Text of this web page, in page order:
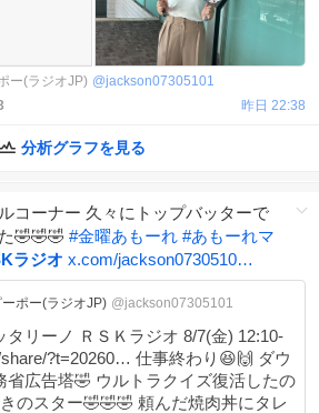
ー(ラジオJP) @jackson07305101
昨日 22:38
分析グラフを見る
コーナー 久々にトップバッターで
🤣🤣🤣 #金曜あもーれ #あもーれマ
ラジオ x.com/jackson0730510…
ポー(ラジオJP) @jackson07305101
タリーノ ＲＳＫラジオ 8/7(金) 12:10-
仕事終わり😆🙌 ダウ
省広告塔🤣 ウルトラクイズ復活したの
🤣🤣🤣 頼んだ焼肉丼にタレ